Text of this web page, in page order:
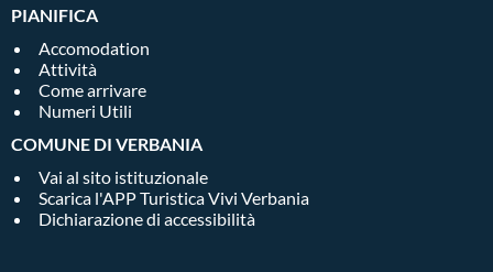
PIANIFICA
Accomodation
Attività
Come arrivare
Numeri Utili
COMUNE DI VERBANIA
Vai al sito istituzionale
Scarica l'APP Turistica Vivi Verbania
Dichiarazione di accessibilità